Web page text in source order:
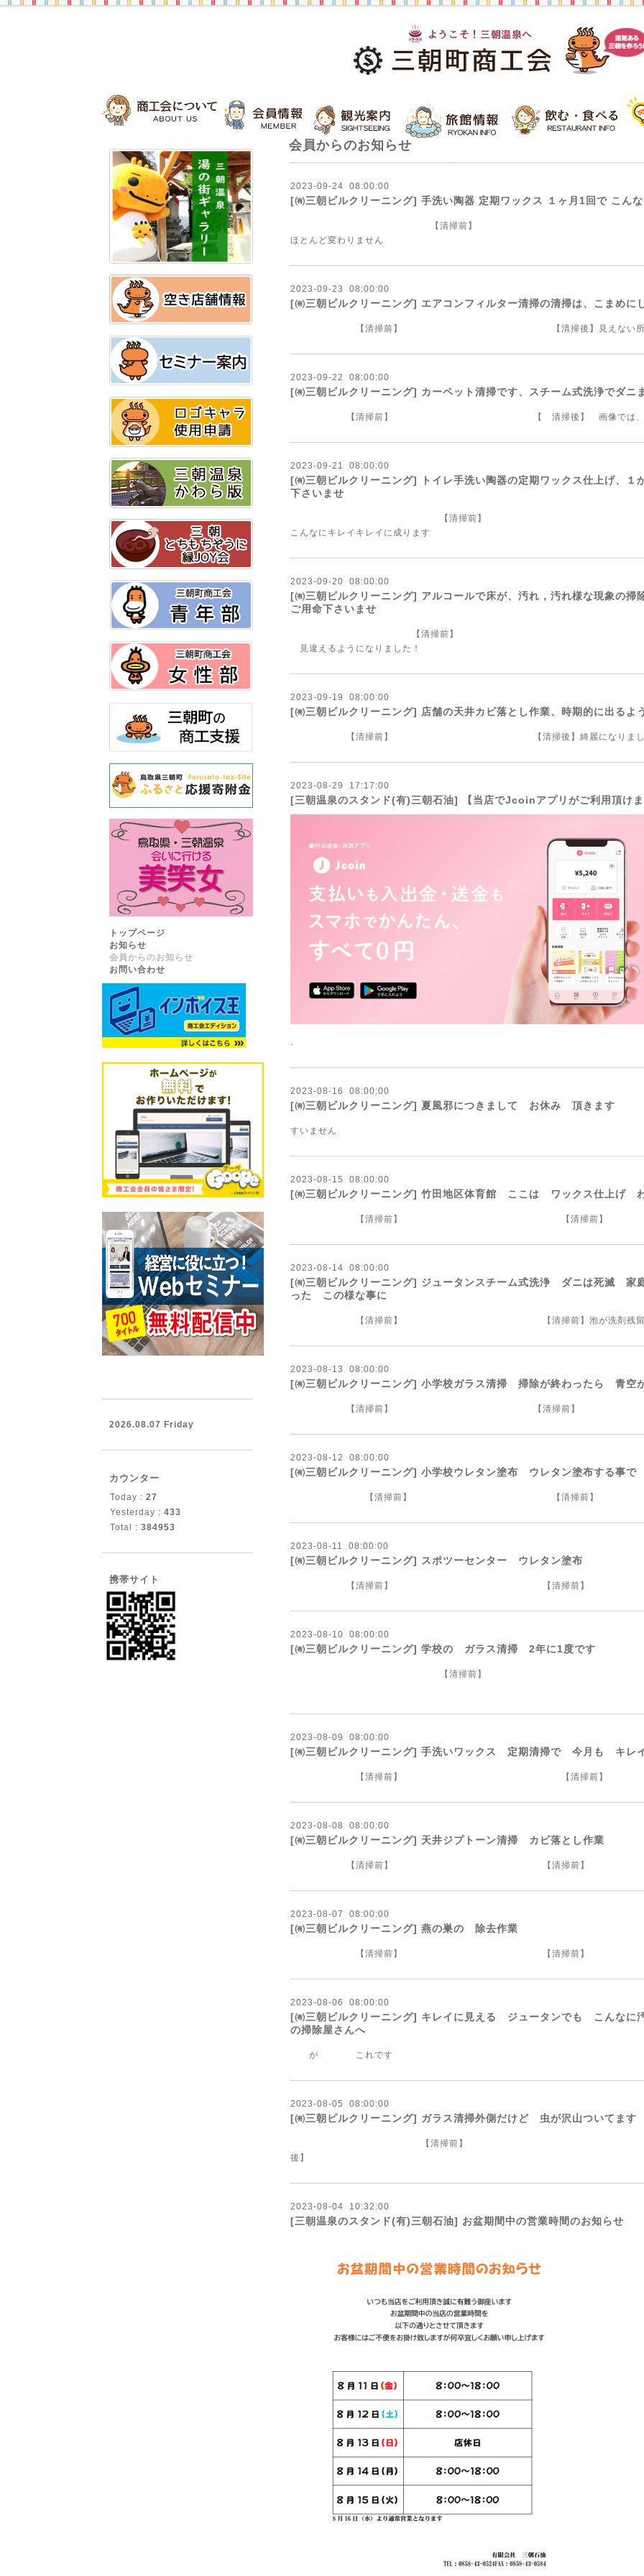
会員からのお知らせ
2023-09-24 08:00:00
[㈲三朝ビルクリーニング] 手洗い陶器 定期ワックス １ヶ月1回で こん
【清掃前】
ほとんど変わりません
2023-09-23 08:00:00
[㈲三朝ビルクリーニング] エアコンフィルター清掃の清掃は、こまめに
【清掃前】 【清掃後】見えない所にカビや
2023-09-22 08:00:00
[㈲三朝ビルクリーニング] カーペット清掃です、スチーム式洗浄でダニ
【清掃前】 【 清掃後】 画像では、分か
2023-09-21 08:00:00
[㈲三朝ビルクリーニング] トイレ手洗い陶器の定期ワックス仕上げ、１
下さいませ
【清掃前】
こんなにキレイキレイに成ります
2023-09-20 08:00:00
[㈲三朝ビルクリーニング] アルコールで床が、汚れ，汚れ様な現象の掃
ご用命下さいませ
【清掃前】
見違えるようになりました！
2023-09-19 08:00:00
[㈲三朝ビルクリーニング] 店舗の天井カビ落とし作業、時期的に出るよ
【清掃前】 【清掃後】綺麗になりまし
2023-08-29 17:17:00
[三朝温泉のスタンド(有)三朝石油] 【当店でJcoinアプリがご利用頂けま
.
2023-08-16 08:00:00
[㈲三朝ビルクリーニング] 夏風邪につきまして お休み 頂きます
すいません
2023-08-15 08:00:00
[㈲三朝ビルクリーニング] 竹田地区体育館 ここは ワックス仕上げ
【清掃前】 【清掃前】
2023-08-14 08:00:00
[㈲三朝ビルクリーニング] ジュータンスチーム式洗浄 ダニは死滅 家
った この様な事に
【清掃前】 【清掃前】泡が洗剤残留で
2023-08-13 08:00:00
[㈲三朝ビルクリーニング] 小学校ガラス清掃 掃除が終わったら 青空
【清掃前】 【清掃前】
2023-08-12 08:00:00
[㈲三朝ビルクリーニング] 小学校ウレタン塗布 ウレタン塗布する事
【清掃前】 【清掃前】
2023-08-11 08:00:00
[㈲三朝ビルクリーニング] スポツーセンター ウレタン塗布
【清掃前】 【清掃前】
2023-08-10 08:00:00
[㈲三朝ビルクリーニング] 学校の ガラス清掃 2年に1度です
【清掃前】
2023-08-09 08:00:00
[㈲三朝ビルクリーニング] 手洗いワックス 定期清掃で 今月も キレイ
【清掃前】 【清掃前】
2023-08-08 08:00:00
[㈲三朝ビルクリーニング] 天井ジプトーン清掃 カビ落とし作業
【清掃前】 【清掃前】
2023-08-07 08:00:00
[㈲三朝ビルクリーニング] 燕の巣の 除去作業
【清掃前】 【清掃前】
2023-08-06 08:00:00
[㈲三朝ビルクリーニング] キレイに見える ジュータンでも こんな
の掃除屋さんへ
が これです
2023-08-05 08:00:00
[㈲三朝ビルクリーニング] ガラス清掃外側だけど 虫が沢山ついてます
【清掃前】
後】
2023-08-04 10:32:00
[三朝温泉のスタンド(有)三朝石油] お盆期間中の営業時間のお知らせ
トップページ
お知らせ
会員からのお知らせ
お問い合わせ
2026.08.07 Friday
カウンター
Today : 27
Yesterday : 433
Total : 384953
携帯サイト